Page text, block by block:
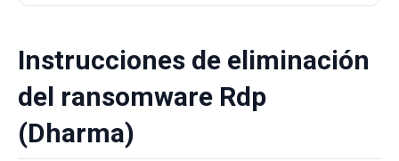
Instrucciones de eliminación
del ransomware Rdp
(Dharma)